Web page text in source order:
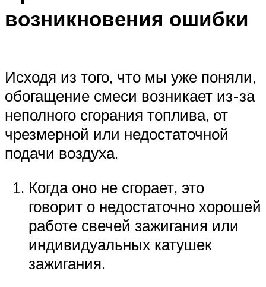
возникновения ошибки
Исходя из того, что мы уже поняли,
обогащение смеси возникает из-за
неполного сгорания топлива, от
чрезмерной или недостаточной
подачи воздуха.
Когда оно не сгорает, это
говорит о недостаточно хорошей
работе свечей зажигания или
индивидуальных катушек
зажигания.